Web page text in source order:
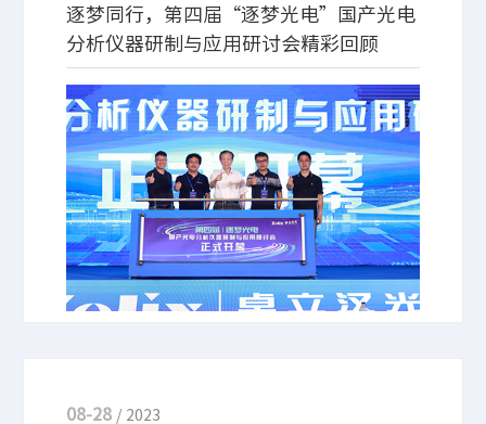
逐梦同行，第四届“逐梦光电”国产光电
分析仪器研制与应用研讨会精彩回顾
2022年上海举办的第三届逐梦光电用户研讨会在卓立
视频号和各大直播平台上观看人数有2.2万人次，而
今年在南京举办的逐梦光电用户研讨会线上/线下观
众人数突破11万人次。来自全国各大知名高校及研究
院的“政、用、产、学、研”不同领域的百余名专家
学者出席了本次会议。
08-28 / 2023